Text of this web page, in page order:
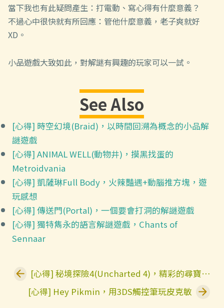
當下我也有此疑問產生：打電動、寫心得有什麼意義？
不過心中很快就有所回應：管他什麼意義，老子爽就好
XD。
小品遊戲大致如此，對解謎有興趣的玩家可以一試。
See Also
[心得] 時空幻境(Braid)，以時間回溯為概念的小品解
謎遊戲
[心得] ANIMAL WELL(動物井)，摸黑找蛋的
Metroidvania
[心得] 凱薩琳Full Body，火辣豔遇+動腦推方塊，遊
玩感想
[心得] 傳送門(Portal)，一個要會打洞的解謎遊戲
[心得] 獨特雋永的語言解謎遊戲，Chants of
Sennaar
[心得] 秘境探險4(Uncharted 4)，精彩的尋寶冒險，遊玩感想
[心得] Hey Pikmin，用3DS觸控筆玩皮克敏